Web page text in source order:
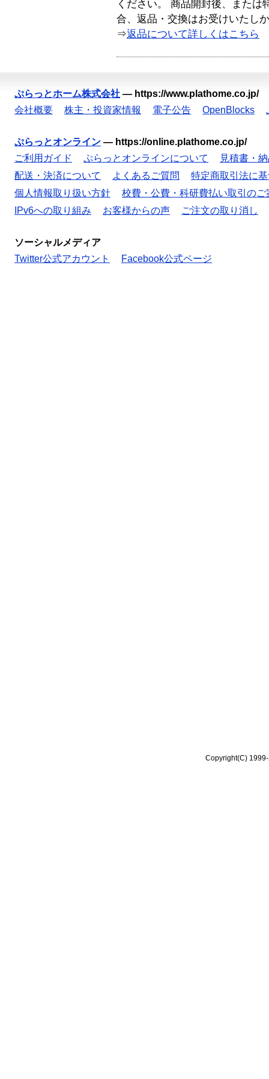
ください。 商品開封後、または
合、返品・交換はお受けいたし
⇒返品について詳しくはこちら
ぷらっとホーム株式会社 — https://www.plathome.co.jp/
会社概要
株主・投資家情報 電子公告 OpenBlocks
ぷらっとオンライン — https://online.plathome.co.jp/
ご利用ガイド
ぷらっとオンラインについて
見積書・
配送・決済について
よくあるご質問
特定商取引法に
個人情報取り扱い方針
校費・公費・科研費払い取引のご
IPv6への取り組み
お客様からの声 ご注文の取り消し
ソーシャルメディア
Twitter公式アカウント
Facebook公式ページ
Copyright(C)